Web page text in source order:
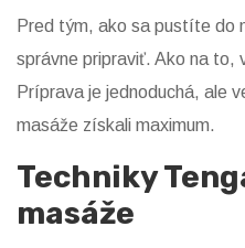
Pred tým, ako sa pustíte do
správne pripraviť. Ako na to,
Príprava je jednoduchá, ale
masáže získali maximum.
Techniky
masáže